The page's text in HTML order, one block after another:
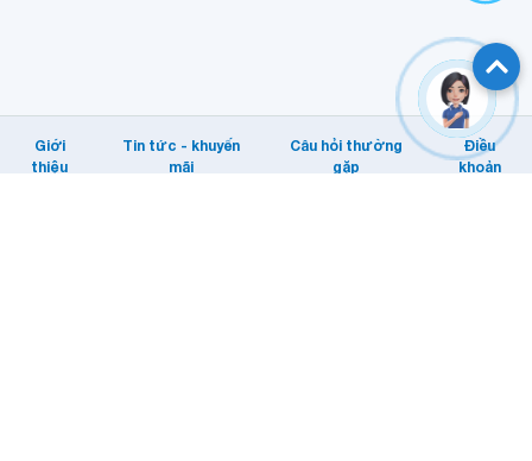
Giới
thiệu
Tin tức - khuyến
mãi
Câu hỏi thường
gặp
Điều
khoản